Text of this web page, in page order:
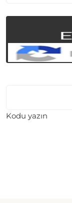
Kodu yazın